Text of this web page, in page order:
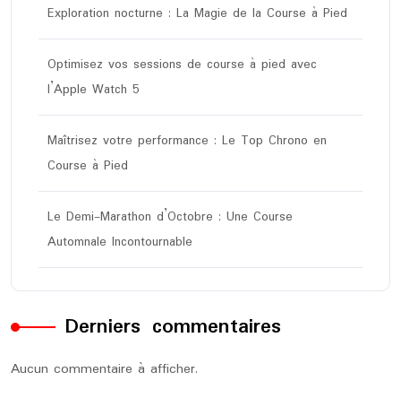
Exploration nocturne : La Magie de la Course à Pied
Optimisez vos sessions de course à pied avec
l’Apple Watch 5
Maîtrisez votre performance : Le Top Chrono en
Course à Pied
Le Demi-Marathon d’Octobre : Une Course
Automnale Incontournable
Derniers commentaires
Aucun commentaire à afficher.